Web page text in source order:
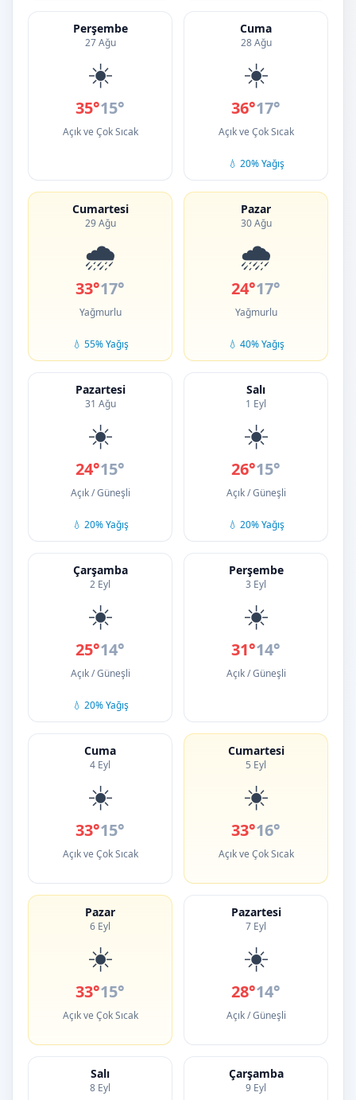
Perşembe
27 Ağu
☀️
35°15°
Açık ve Çok Sıcak
Cuma
28 Ağu
☀️
36°17°
Açık ve Çok Sıcak
💧 20% Yağış
Cumartesi
29 Ağu
🌧️
33°17°
Yağmurlu
💧 55% Yağış
Pazar
30 Ağu
🌧️
24°17°
Yağmurlu
💧 40% Yağış
Pazartesi
31 Ağu
☀️
24°15°
Açık / Güneşli
💧 20% Yağış
Salı
1 Eyl
☀️
26°15°
Açık / Güneşli
💧 20% Yağış
Çarşamba
2 Eyl
☀️
25°14°
Açık / Güneşli
💧 20% Yağış
Perşembe
3 Eyl
☀️
31°14°
Açık / Güneşli
Cuma
4 Eyl
☀️
33°15°
Açık ve Çok Sıcak
Cumartesi
5 Eyl
☀️
33°16°
Açık ve Çok Sıcak
Pazar
6 Eyl
☀️
33°15°
Açık ve Çok Sıcak
Pazartesi
7 Eyl
☀️
28°14°
Açık / Güneşli
Salı
8 Eyl
Çarşamba
9 Eyl